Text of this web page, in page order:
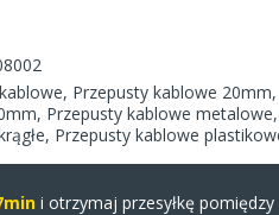
, Przepusty kablowe 20mm,
, Przepusty kablowe metalowe,
, Przepusty kablowe
i otrzymaj przesyłkę pomiędzy